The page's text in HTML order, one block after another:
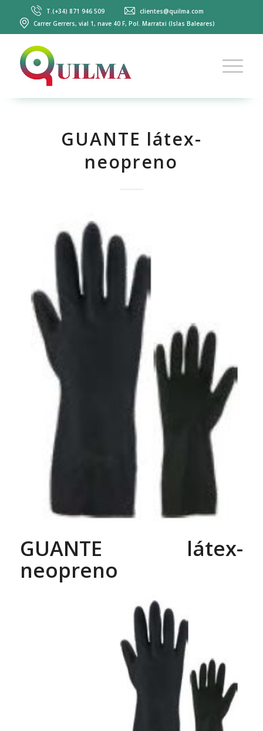
T.(+34) 871 946 509
clientes@quilma.com
Carrer Gerrers, vial 1, nave 40 F, Pol. Marratxi (Islas Baleares)
GUANTE látex-
neopreno
GUANTE látex-
neopreno